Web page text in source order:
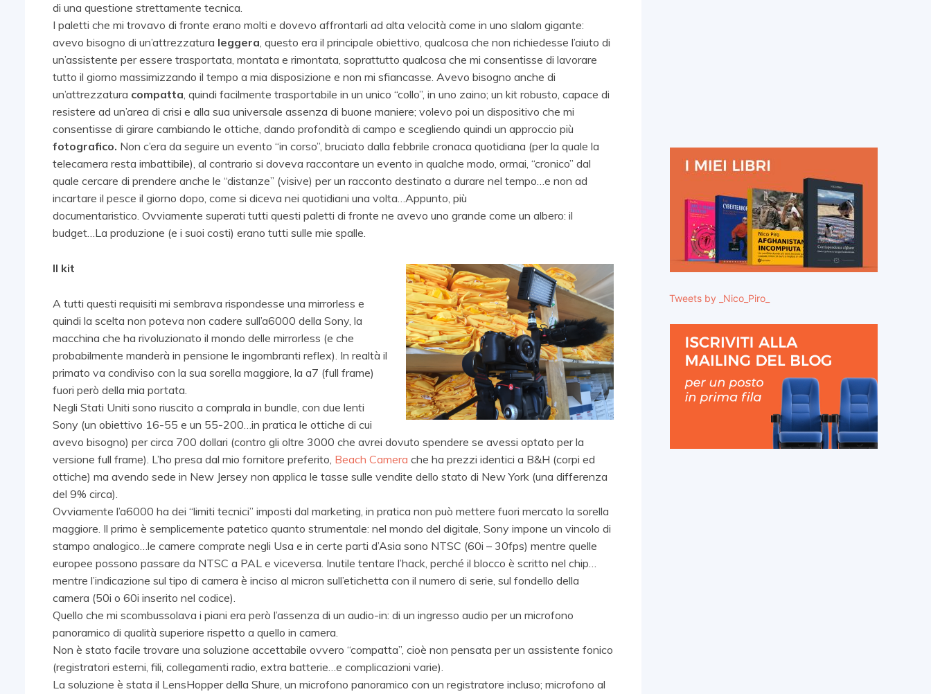
di una questione strettamente tecnica.
I paletti che mi trovavo di fronte erano molti e dovevo affrontarli ad alta velocità come in uno slalom gigante:
avevo bisogno di un’attrezzatura leggera, questo era il principale obiettivo, qualcosa che non richiedesse l’aiuto di
un’assistente per essere trasportata, montata e rimontata, soprattutto qualcosa che mi consentisse di lavorare
tutto il giorno massimizzando il tempo a mia disposizione e non mi sfiancasse. Avevo bisogno anche di
un’attrezzatura compatta, quindi facilmente trasportabile in un unico “collo”, in uno zaino; un kit robusto, capace di
resistere ad un’area di crisi e alla sua universale assenza di buone maniere; volevo poi un dispositivo che mi
consentisse di girare cambiando le ottiche, dando profondità di campo e scegliendo quindi un approccio più
fotografico. Non c’era da seguire un evento “in corso”, bruciato dalla febbrile cronaca quotidiana (per la quale la
telecamera resta imbattibile), al contrario si doveva raccontare un evento in qualche modo, ormai, “cronico” dal
quale cercare di prendere anche le “distanze” (visive) per un racconto destinato a durare nel tempo…e non ad
incartare il pesce il giorno dopo, come si diceva nei quotidiani una volta…Appunto, più
documentaristico. Ovviamente superati tutti questi paletti di fronte ne avevo uno grande come un albero: il
budget…La produzione (e i suoi costi) erano tutti sulle mie spalle.
Il kit
A tutti questi requisiti mi sembrava rispondesse una mirrorless e
quindi la scelta non poteva non cadere sull’a6000 della Sony, la
macchina che ha rivoluzionato il mondo delle mirrorless (e che
probabilmente manderà in pensione le ingombranti reflex). In realtà il
primato va condiviso con la sua sorella maggiore, la a7 (full frame)
fuori però della mia portata.
Negli Stati Uniti sono riuscito a comprala in bundle, con due lenti
Sony (un obiettivo 16-55 e un 55-200…in pratica le ottiche di cui
avevo bisogno) per circa 700 dollari (contro gli oltre 3000 che avrei dovuto spendere se avessi optato per la
versione full frame). L’ho presa dal mio fornitore preferito, Beach Camera che ha prezzi identici a B&H (corpi ed
ottiche) ma avendo sede in New Jersey non applica le tasse sulle vendite dello stato di New York (una differenza
del 9% circa).
Ovviamente l’a6000 ha dei “limiti tecnici” imposti dal marketing, in pratica non può mettere fuori mercato la sorella
maggiore. Il primo è semplicemente patetico quanto strumentale: nel mondo del digitale, Sony impone un vincolo di
stampo analogico…le camere comprate negli Usa e in certe parti d’Asia sono NTSC (60i – 30fps) mentre quelle
europee possono passare da NTSC a PAL e viceversa. Inutile tentare l’hack, perché il blocco è scritto nel chip…
mentre l’indicazione sul tipo di camera è inciso al micron sull’etichetta con il numero di serie, sul fondello della
camera (50i o 60i inserito nel codice).
Quello che mi scombussolava i piani era però l’assenza di un audio-in: di un ingresso audio per un microfono
panoramico di qualità superiore rispetto a quello in camera.
Non è stato facile trovare una soluzione accettabile ovvero “compatta”, cioè non pensata per un assistente fonico
(registratori esterni, fili, collegamenti radio, extra batterie…e complicazioni varie).
La soluzione è stata il LensHopper della Shure, un microfono panoramico con un registratore incluso; microfono al
Tweets by _Nico_Piro_